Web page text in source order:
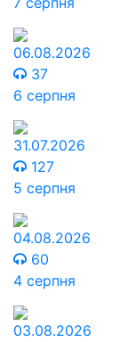
06.08.2026
37
6 серпня
31.07.2026
127
5 серпня
04.08.2026
60
4 серпня
03.08.2026